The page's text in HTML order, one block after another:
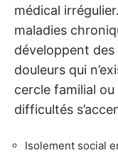
médical
maladies
développent
douleurs qui
cercle familial
difficultés
Isolement social